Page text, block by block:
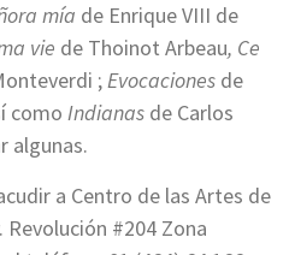
mía de Enrique VIII de
vie de Thoinot Arbeau, Ce
;Evocaciones de
como Indianas de Carlos
algunas.
a Centro de las Artes de
Revolución #204 Zona